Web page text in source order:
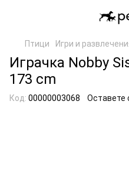
Птици Игри и
Играчка Nobby
173 cm
Код: 00000003068 Оставете